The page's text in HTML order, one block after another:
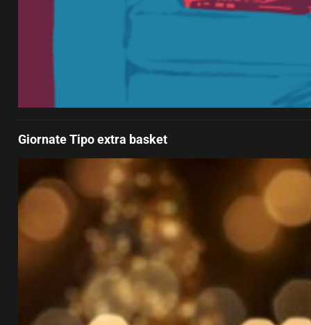
Giornate Tipo extra basket